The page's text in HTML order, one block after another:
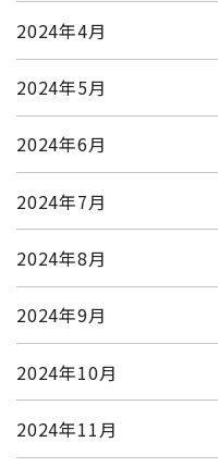
2024年4月
2024年5月
2024年6月
2024年7月
2024年8月
2024年9月
2024年10月
2024年11月